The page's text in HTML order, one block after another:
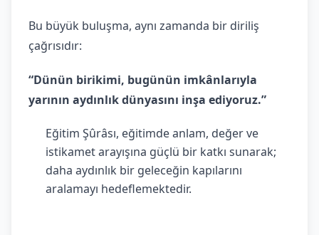
Bu büyük buluşma, aynı zamanda bir diriliş
çağrısıdır:
“Dünün birikimi, bugünün imkânlarıyla
yarının aydınlık dünyasını inşa ediyoruz.”
Eğitim Şûrâsı, eğitimde anlam, değer ve
istikamet arayışına güçlü bir katkı sunarak;
daha aydınlık bir geleceğin kapılarını
aralamayı hedeflemektedir.